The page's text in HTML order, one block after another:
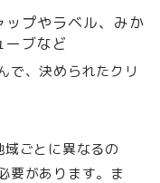
ップやラベル、みか
ブなど
で、決められたクリ
ごとに異なるの
要があります。ま